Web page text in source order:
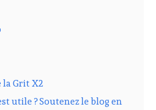
la Grit X2
utile ? Soutenez le blog en